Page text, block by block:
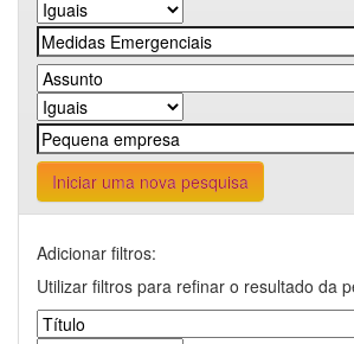
Iniciar uma nova pesquisa
Adicionar filtros:
Utilizar filtros para refinar o resultado da